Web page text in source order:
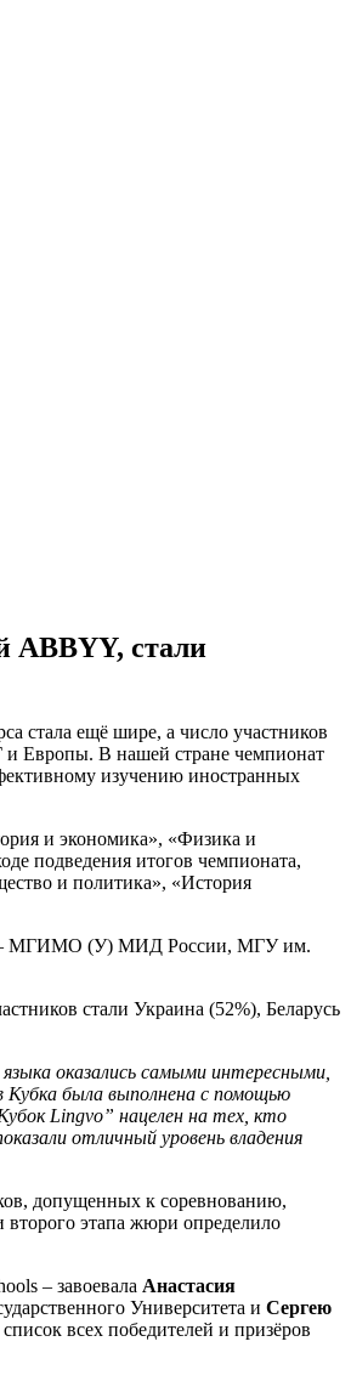
ABBYY, стали
стала ещё шире, а число участников
и Европы. В нашей стране чемпионат
изучению иностранных
и экономика», «Физика и
подведения итогов чемпионата,
и политика», «История
– МГИМО (У) МИД России, МГУ им.
стали Украина (52%), Беларусь
оказались самыми интересными,
была выполнена с помощью
Lingvo” нацелен на тех, кто
отличный уровень владения
допущенных к соревнованию,
второго этапа жюри определило
– завоевала Анастасия
Университета и Сергею
всех победителей и призёров